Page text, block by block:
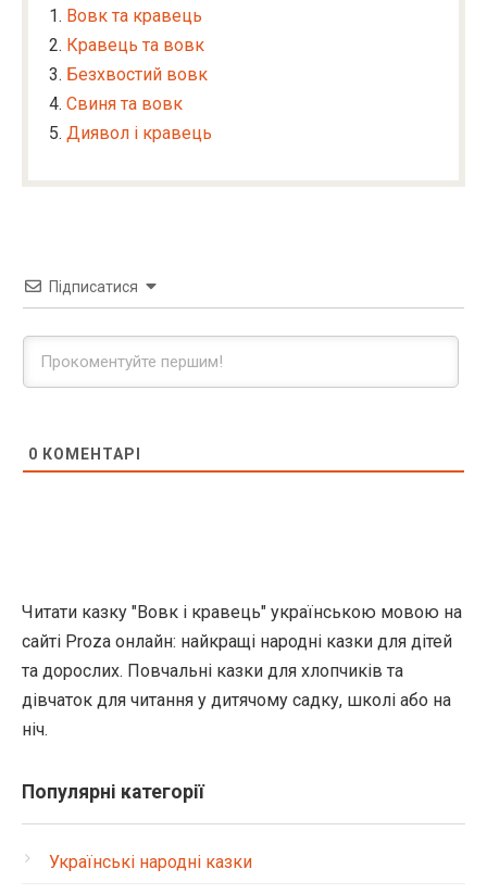
Вовк та кравець
Кравець та вовк
Безхвостий вовк
Свиня та вовк
Диявол і кравець
Підписатися
0 КОМЕНТАРІ
Читати казку "Вовк і кравець" українською мовою на
сайті Proza онлайн: найкращі народні казки для дітей
та дорослих. Повчальні казки для хлопчиків та
дівчаток для читання у дитячому садку, школі або на
ніч.
Популярні категорії
Українські народні казки